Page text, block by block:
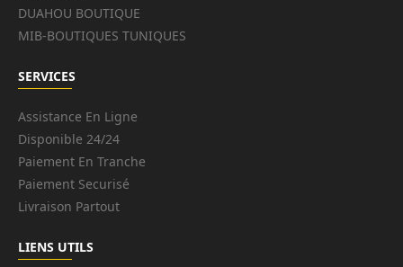
DUAHOU BOUTIQUE
MIB-BOUTIQUES TUNIQUES
SERVICES
Assistance En Ligne
Disponible 24/24
Paiement En Tranche
Paiement Securisé
Livraison Partout
LIENS UTILS